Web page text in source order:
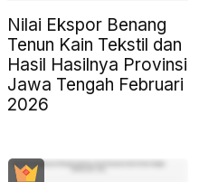
Nilai Ekspor Benang
Tenun Kain Tekstil dan
Hasil Hasilnya Provinsi
Jawa Tengah Februari
2026